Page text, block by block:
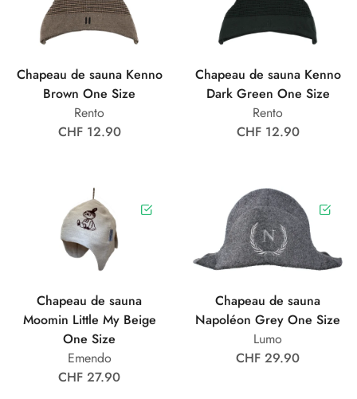
Chapeau de sauna Kenno
Brown One Size
Rento
CHF 12.90
Chapeau de sauna Kenno
Dark Green One Size
Rento
CHF 12.90
Chapeau de sauna
Moomin Little My Beige
One Size
Emendo
CHF 27.90
Chapeau de sauna
Napoléon Grey One Size
Lumo
CHF 29.90